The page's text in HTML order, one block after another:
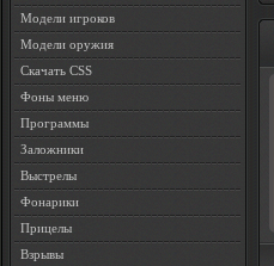
Модели игроков
Модели оружия
Скачать CSS
Фоны меню
Программы
Заложники
Выстрелы
Фонарики
Прицелы
Взрывы